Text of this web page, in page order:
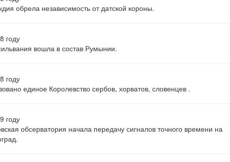
обрела независимость от датской короны.
году
вошла в состав Румынии.
году
единое Королевство сербов, хорватов, словенцев .
году
обсерватория начала передачу сигналов точного времени на